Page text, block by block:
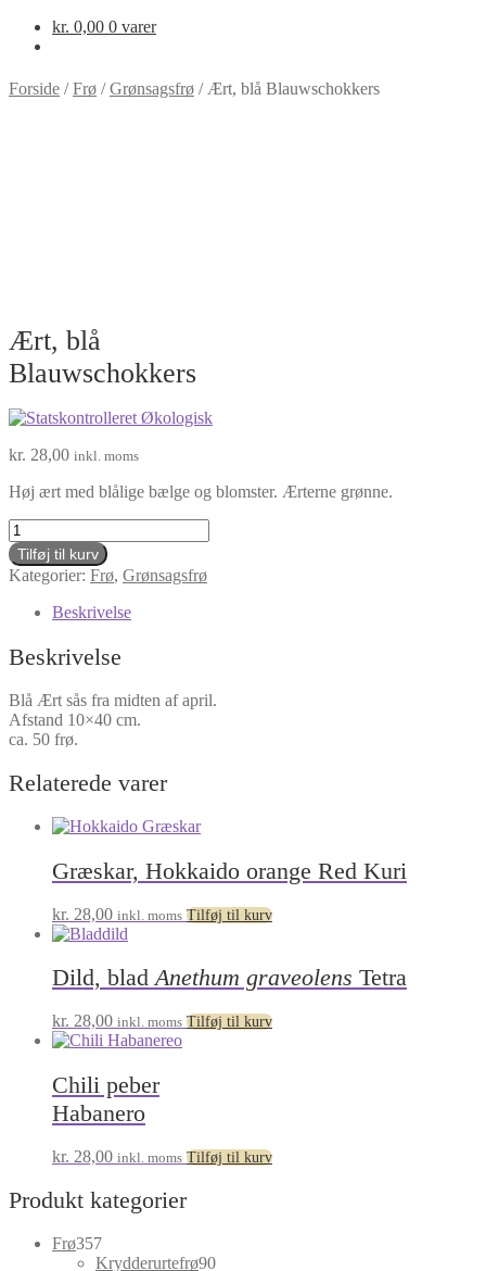
kr. 0,00 0 varer
Forside /Frø /Grønsagsfrø / Ært, blå Blauwschokkers
Ært, blå
Blauwschokkers
kr. 28,00 inkl. moms
Høj ært med blålige bælge og blomster. Ærterne grønne.
Ært,
blå
Blauwschokkers
antal
Tilføj til kurv
Kategorier: Frø, Grønsagsfrø
Beskrivelse
Beskrivelse
Blå Ært sås fra midten af april.
Afstand 10×40 cm.
ca. 50 frø.
Relaterede varer
Græskar, Hokkaido orange Red Kuri
kr. 28,00 inkl. moms Tilføj til kurv
Dild, bladAnethum graveolens Tetra
kr. 28,00 inkl. moms Tilføj til kurv
Chili peber
Habanero
kr. 28,00 inkl. moms Tilføj til kurv
Produkt kategorier
Frø357357
varer
Krydderurtefrø9090